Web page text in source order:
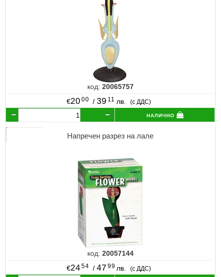
код: 20065757
€20 00 /39 11 лв. (с ДДС)
налично
Напречен разрез на лале
код: 20057144
€24 54 / 47 99 лв. (с ДДС)